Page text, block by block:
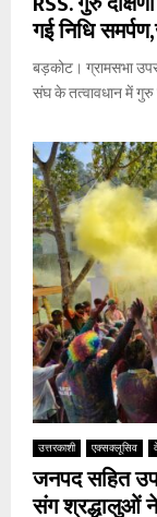
गई निधि
बड़कोट। ग्रामसभा
संघ के तत्वावधान में गुरु
उत्तरकाशी एक्सक्लूसिव
जनपद सहित
संग श्रद्धालुओं